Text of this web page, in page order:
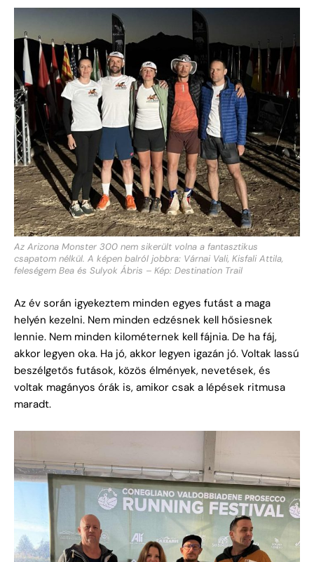
Az Arizona Monster 300 nem sikerült volna a fantasztikus
csapatom nélkül. A képen balról jobbra: Várnai Vali, Kisfali Attila,
feleségem Bea és Sulyok Ábris – Kép: Destination Trail
Az év során igyekeztem minden egyes futást a maga
helyén kezelni. Nem minden edzésnek kell hősiesnek
lennie. Nem minden kilométernek kell fájnia. De ha fáj,
akkor legyen oka. Ha jó, akkor legyen igazán jó. Voltak lassú
beszélgetős futások, közös élmények, nevetések, és
voltak magányos órák is, amikor csak a lépések ritmusa
maradt.